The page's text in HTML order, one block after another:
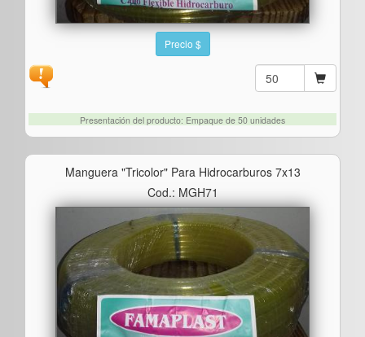
Precio $
Presentación del producto: Empaque de 50 unidades
Manguera "tricolor" Para Hidrocarburos 7x13
Cod.: MGH71